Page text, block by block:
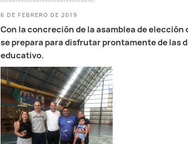
6 DE FEBRERO DE 2019
Con la concreción de la asamblea de
se prepara para disfrutar prontamente de las
educativo.